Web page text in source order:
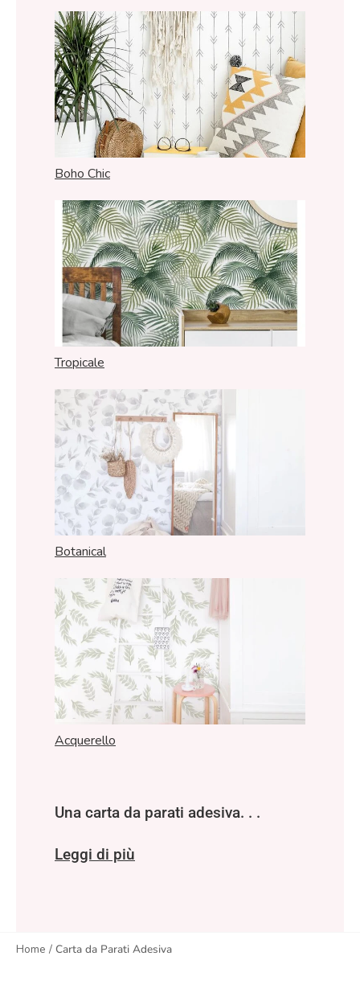
Boho Chic
Tropicale
Botanical
Acquerello
Una carta da parati adesiva. . .
Leggi di più
Home / Carta da Parati Adesiva